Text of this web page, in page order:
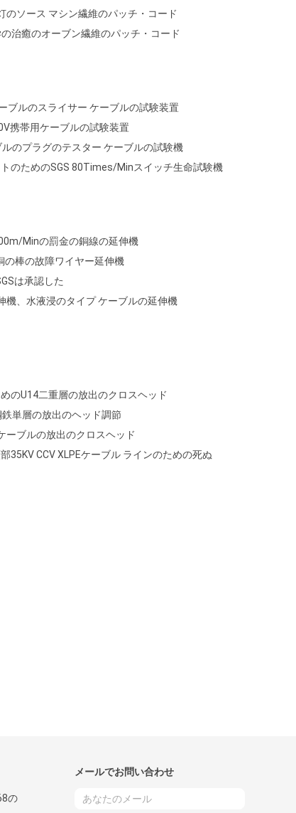
のソース マシン繊維のパッチ・コード
治癒のオーブン繊維のパッチ・コード
ブルのスライサー ケーブルの試験装置
携帯用ケーブルの試験装置
のプラグのテスター ケーブルの試験機
のためのSGS 80Times/Minスイッチ生命試験機
Minの罰金の銅線の延伸機
棒の故障ワイヤー延伸機
は承認した
機、水液浸のタイプ ケーブルの延伸機
のU14二重層の放出のクロスヘッド
単層の放出のヘッド調節
ーブルの放出のクロスヘッド
35KV CCV XLPEケーブル ラインのための死ぬ
の
メールでお問い合わせ